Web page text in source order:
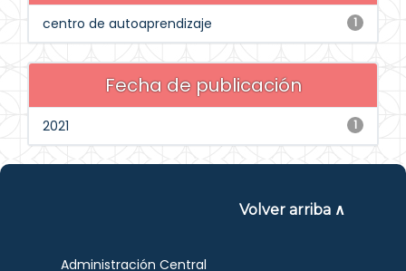
1
centro de autoaprendizaje
Fecha de publicación
1
2021
Volver arriba ∧
Administración Central